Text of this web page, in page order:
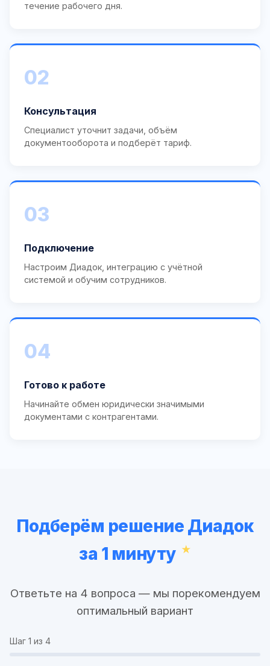
течение рабочего дня.
02
Консультация
Специалист уточнит задачи, объём
документооборота и подберёт тариф.
03
Подключение
Настроим Диадок, интеграцию с учётной
системой и обучим сотрудников.
04
Готово к работе
Начинайте обмен юридически значимыми
документами с контрагентами.
Подберём решение Диадок
за 1 минуту
Ответьте на 4 вопроса — мы порекомендуем
оптимальный вариант
Шаг 1 из 4